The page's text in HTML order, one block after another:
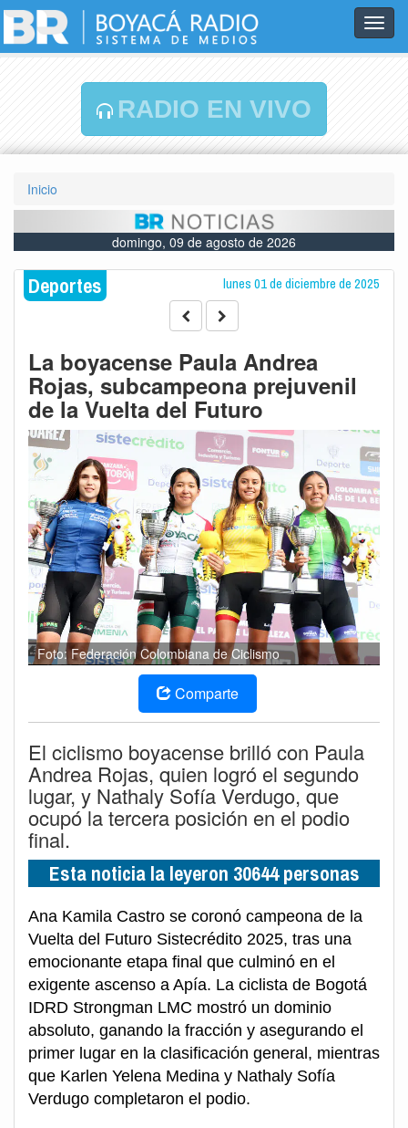
RADIO EN VIVO
Inicio
domingo, 09 de agosto de 2026
Deportes lunes 01 de diciembre de 2025
La boyacense Paula Andrea
Rojas, subcampeona prejuvenil
de la Vuelta del Futuro
Foto: Federación Colombiana de Ciclismo
Comparte
El ciclismo boyacense brilló con Paula
Andrea Rojas, quien logró el segundo
lugar, y Nathaly Sofía Verdugo, que
ocupó la tercera posición en el podio
final.
Esta noticia la leyeron 30644 personas
Ana Kamila Castro se coronó campeona de la
Vuelta del Futuro Sistecrédito 2025, tras una
emocionante etapa final que culminó en el
exigente ascenso a Apía. La ciclista de Bogotá
IDRD Strongman LMC mostró un dominio
absoluto, ganando la fracción y asegurando el
primer lugar en la clasificación general, mientras
que Karlen Yelena Medina y Nathaly Sofía
Verdugo completaron el podio.